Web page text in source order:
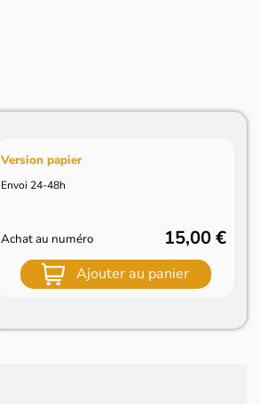
Version papier
Envoi 24-48h
Achat au numéro 15,00 €
Ajouter au panier